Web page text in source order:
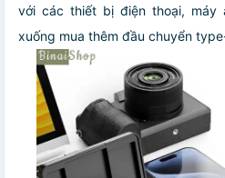
với các thiết bị điện thoại, máy
xuống mua thêm đầu chuyển